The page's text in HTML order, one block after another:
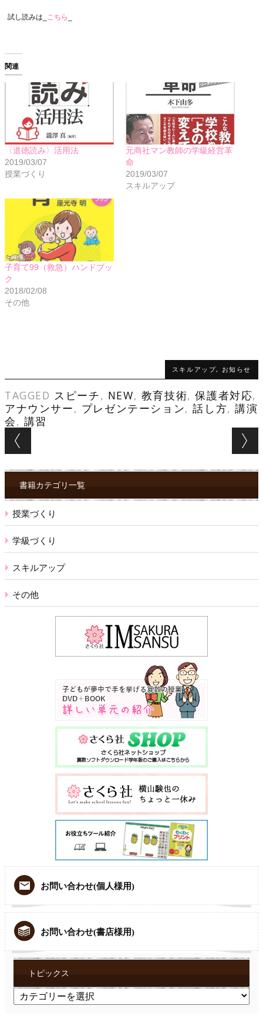
試し読みは_ こちら
関連
〈道徳読み〉活用法
2019/03/07
授業づくり
元商社マン教師の学級経営革
命
2019/03/07
スキルアップ
子育て99（救急）ハンドブッ
ク
2018/02/08
その他
スキルアップ, お知らせ
TAGGED スピーチ, NEW, 教育技術,保護者対応,
アナウンサー, プレゼンテーション,話し方,講演
会, 講習
Post navigation
書籍カテゴリ一覧
授業づくり
学級づくり
スキルアップ
その他
お問い合わせ(個人様用)
お問い合わせ(書店様用)
トピックス
ト